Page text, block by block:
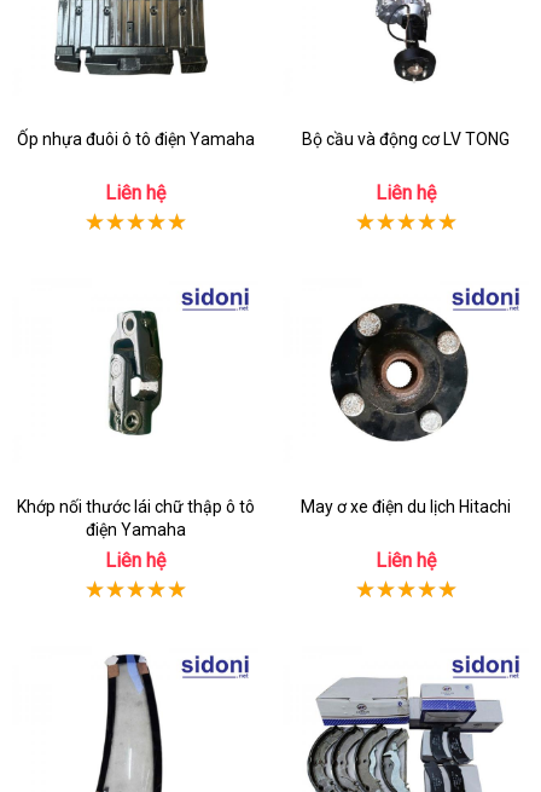
Ốp nhựa đuôi ô tô điện Yamaha
Liên hệ
Bộ cầu và động cơ LV TONG
Liên hệ
Khớp nối thước lái chữ thập ô tô
điện Yamaha
Liên hệ
May ơ xe điện du lịch Hitachi
Liên hệ